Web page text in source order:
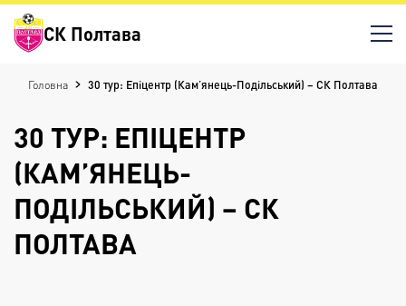
СК Полтава
Головна 30 тур: Епіцентр (Кам’янець-Подільський) – СК Полтава
30 ТУР: ЕПІЦЕНТР
(КАМ’ЯНЕЦЬ-
ПОДІЛЬСЬКИЙ) – СК
ПОЛТАВА